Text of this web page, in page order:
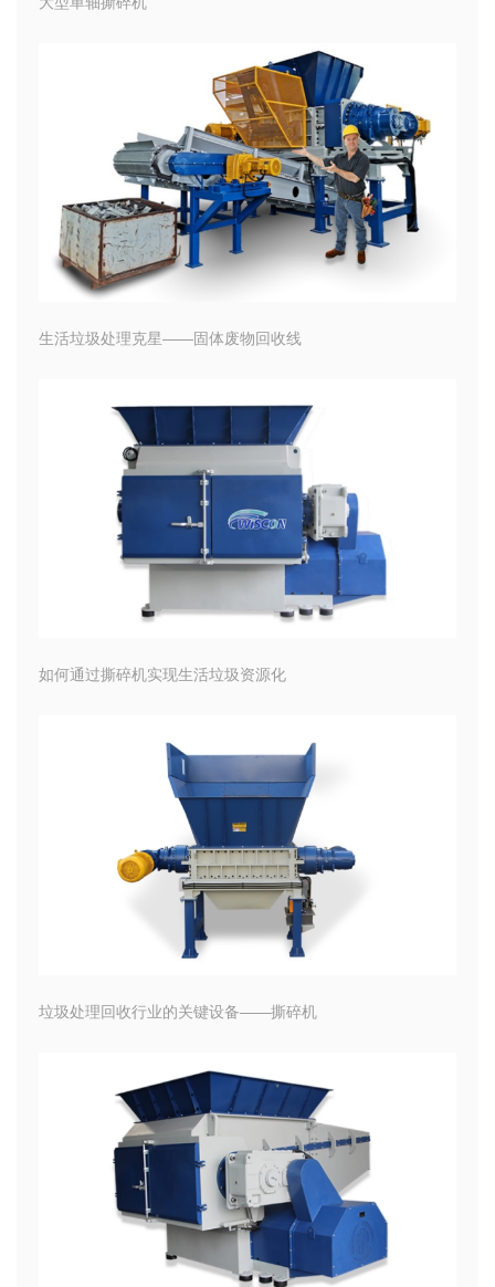
生活垃圾处理克星——固体废物回收线
如何通过撕碎机实现生活垃圾资源化
垃圾处理回收行业的关键设备——撕碎机